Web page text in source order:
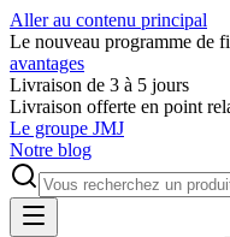
Aller au contenu principal
Le nouveau programme de
avantages
Livraison de 3 à 5 jours
Livraison offerte en point
Le groupe JMJ
Notre blog